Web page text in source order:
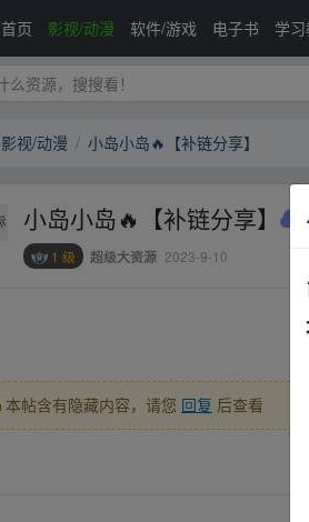
首页 影视/动漫 软件/游戏 电子书 学
影视/动漫 小岛小岛🔥【补链分享】
小岛小岛🔥【补链分享】
1 级 超级大资源 2023-9-10
本帖含有隐藏内容，请您 回复 后查看